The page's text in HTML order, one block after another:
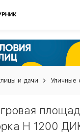
и дачи Уличные
Н 1200